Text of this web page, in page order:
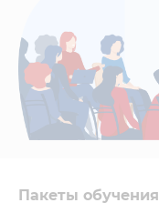
Пакеты обучения